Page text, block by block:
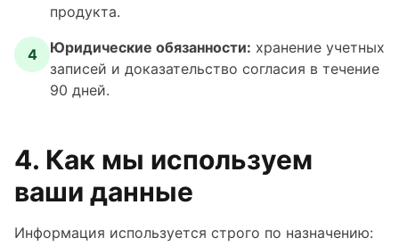
продукта.
4 Юридические обязанности: хранение учетных
записей и доказательство согласия в течение
90 дней.
4. Как мы используем
ваши данные
Информация используется строго по назначению: